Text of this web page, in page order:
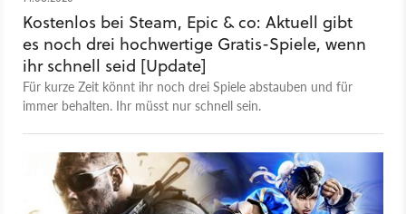
Kostenlos bei Steam, Epic & co: Aktuell gibt
es noch drei hochwertige Gratis-Spiele, wenn
ihr schnell seid [Update]
Für kurze Zeit könnt ihr noch drei Spiele abstauben und für
immer behalten. Ihr müsst nur schnell sein.